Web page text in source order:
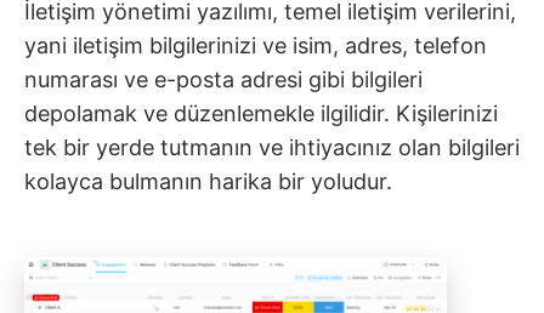
İletişim yönetimi yazılımı, temel iletişim verilerini,
yani iletişim bilgilerinizi ve isim, adres, telefon
numarası ve e-posta adresi gibi bilgileri
depolamak ve düzenlemekle ilgilidir. Kişilerinizi
tek bir yerde tutmanın ve ihtiyacınız olan bilgileri
kolayca bulmanın harika bir yoludur.